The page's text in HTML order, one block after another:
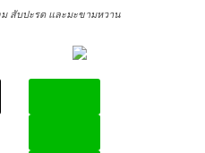
ม สับปะรด และมะขามหวาน